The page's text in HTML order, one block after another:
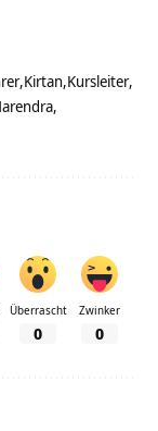
Kirtan Kursleiter
Überrascht
0
Zwinker
0